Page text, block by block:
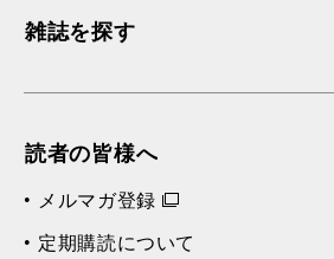
雑誌を探す
読者の皆様へ
メルマガ登録
定期購読について